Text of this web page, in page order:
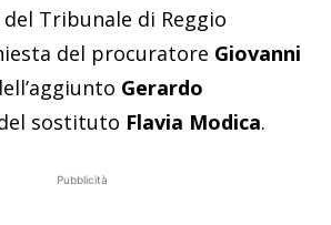
Tribunale di Reggio
del procuratore Giovanni
Gerardo
sostituto Flavia Modica.
Pubblicità